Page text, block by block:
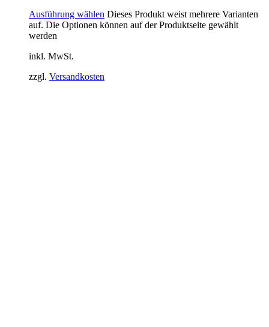
Ausführung wählen Dieses Produkt weist mehrere Varianten
auf. Die Optionen können auf der Produktseite gewählt
werden
inkl. MwSt.
zzgl. Versandkosten